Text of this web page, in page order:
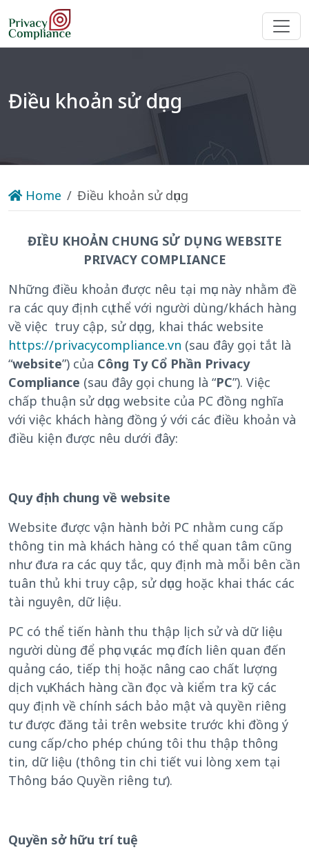
Điều khoản sử dụng
Home Điều khoản sử dụng
ĐIỀU KHOẢN CHUNG SỬ DỤNG WEBSITE
PRIVACY COMPLIANCE
Những điều khoản được nêu tại mục này nhằm đề
ra các quy định cụ thể với người dùng/khách hàng
về việc truy cập, sử dụng, khai thác website
https://privacycompliance.vn (sau đây gọi tắt là
“website”) của Công Ty Cổ Phần Privacy
Compliance (sau đây gọi chung là “PC”). Việc
chấp thuận sử dụng website của PC đồng nghĩa
với việc khách hàng đồng ý với các điều khoản và
điều kiện được nêu dưới đây:
Quy định chung về website
Website được vận hành bởi PC nhằm cung cấp
thông tin mà khách hàng có thể quan tâm cũng
như đưa ra các quy tắc, quy định mà mỗi bên cần
tuân thủ khi truy cập, sử dụng hoặc khai thác các
tài nguyên, dữ liệu.
PC có thể tiến hành thu thập lịch sử và dữ liệu
người dùng để phục vụ các mục đích liên quan đến
quảng cáo, tiếp thị hoặc nâng cao chất lượng
dịch vụ. Khách hàng cần đọc và kiểm tra kỹ các
quy định về chính sách bảo mật và quyền riêng
tư được đăng tải trên website trước khi đồng ý
cung cấp/cho phép chúng tôi thu thập thông
tin, dữ liệu (thông tin chi tiết vui lòng xem tại
Thông báo Quyền riêng tư).
Quyền sở hữu trí tuệ